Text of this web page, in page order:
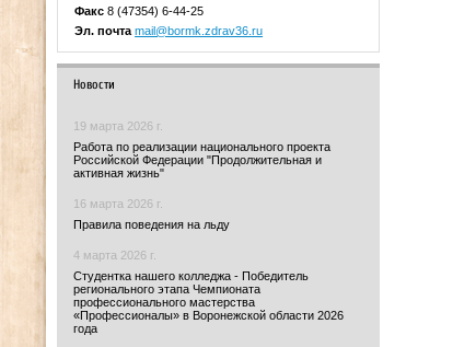
Факс 8 (47354) 6-44-25
Эл. почта mail@bormk.zdrav36.ru
Новости
19 марта 2026 г.
Работа по реализации национального проекта
Российской Федерации "Продолжительная и
активная жизнь"
16 марта 2026 г.
Правила поведения на льду
4 марта 2026 г.
Студентка нашего колледжа - Победитель
регионального этапа Чемпионата
профессионального мастерства
«Профессионалы» в Воронежской области 2026
года